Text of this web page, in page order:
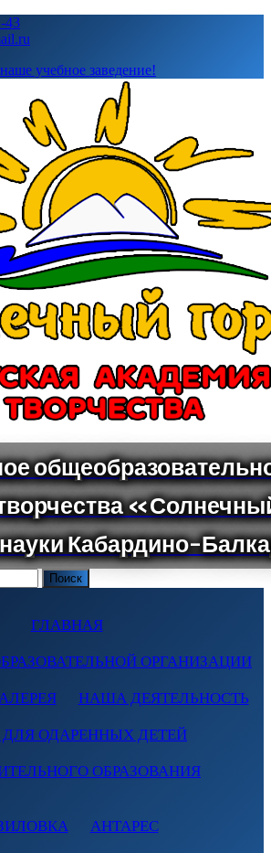
43
учебное заведение!
ГЛАВНАЯ
ОРГАНИЗАЦИИ
НАША ДЕЯТЕЛЬНОСТЬ
ОДАРЕННЫХ ДЕТЕЙ
ОБРАЗОВАНИЯ
АНТАРЕС